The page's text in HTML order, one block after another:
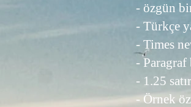
- özgün
- Türkçe
- Times
- Paragraf
- 1.25
- Örnek